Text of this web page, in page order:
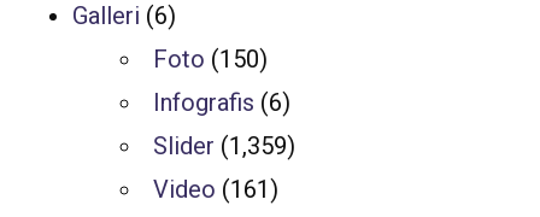
Galleri (6)
Foto (150)
Infografis (6)
Slider (1,359)
Video (161)